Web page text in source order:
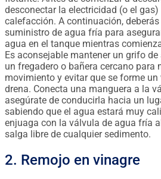
desconectar la electricidad (o el
calefacción. A continuación,
suministro de agua fría para
agua en el tanque mientras
Es aconsejable mantener un grifo
un fregadero o bañera cercano para
movimiento y evitar que se forme
drena. Conecta una manguera a la
asegúrate de conducirla hacia un
sabiendo que el agua estará muy
enjuaga con la válvula de agua fría
salga libre de cualquier sedimento.
2. Remojo en vinagre